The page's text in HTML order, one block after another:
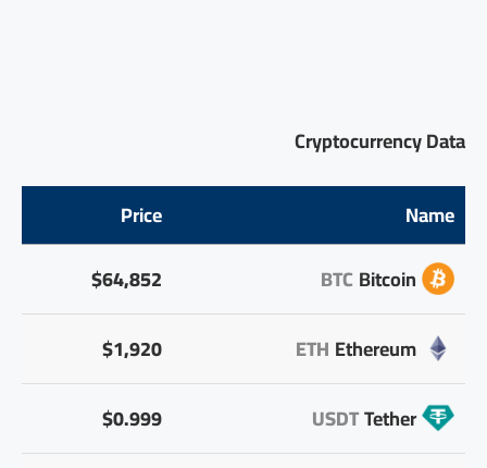
Cryptocurrency Data
Name
Price
Bitcoin
BTC
$64,852
Ethereum
ETH
$1,920
Tether
USDT
$0.999